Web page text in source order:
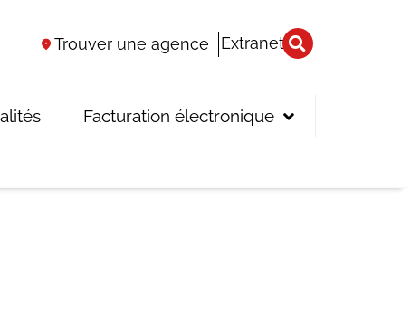
Trouver une agence Extranet
Facturation électronique